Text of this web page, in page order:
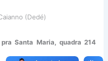
(Dedé)
Santa Maria, quadra 214